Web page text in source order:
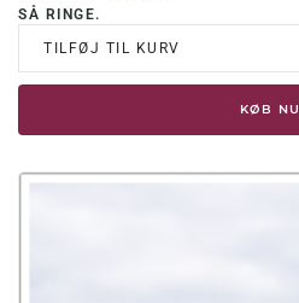
SÅ RINGE.
TILFØJ TIL KURV
KØB NU